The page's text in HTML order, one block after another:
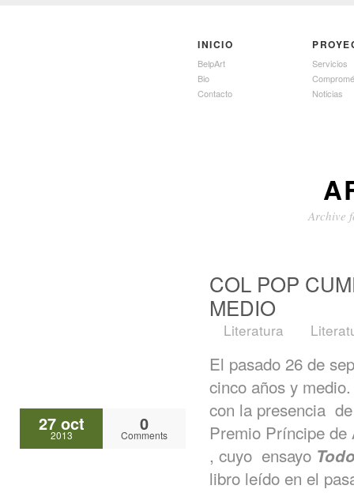
INICIO
BelpArt
Bio
Contacto
Servicios
Noticias
Archive
27 oct
2013
0
Comments
COL POP
MEDIO
Literatura
El pasado 26 de
cinco años y
con la presencia
Premio Príncipe
, cuyo ensayo
libro leído en el